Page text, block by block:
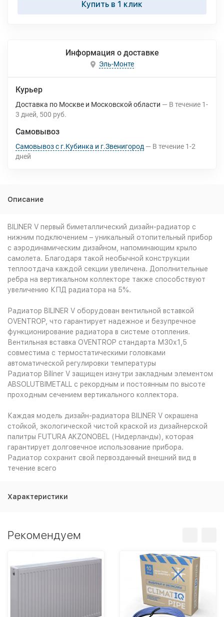
Купить в 1 клик
Информация о доставке
Эль-Монте
Курьер
Доставка по Москве и Московской области В течение 1-
3 дней 500 руб.
Самовывоз
Самовывоз с г.Кубинка и г.Звенигород В течение 1-2
дней
Описание
BILINER V первый биметаллический дизайн-радиатор с
нижним подключением – уникальный отопительный прибор
с аэродинамическим дизайном, напоминающим крыло
самолета. Благодаря такой необычной конструкции
теплоотдача каждой секции увеличена. Дополнительные
ребра на вертикальном коллекторе также способствуют
увеличению КПД радиатора на 5%.
Радиатор BILINER V оборудован вентильной вставкой
OVENTROP, что гарантирует надежное и безупречное
функционирование радиатора в системе отопления.
Вентильная вставка OVENTROP стандарта М30х1,5
совместима с термостатическими головками
автоматической регулировки температуры
Радиатор Biliner V защищен изнутри закладным элементом
ABSOLUTBIMETALL с рекордным и постоянным по высоте
проходным сечением вертикального коллектора.
Каждая модель дизайн-радиатора BILINER V окрашена
стойкой, экологической чистой краской из дизайнерской
палитры FUTURA AKZONOBEL (Нидерланды), которая
гарантирует долговечное использование прибора.
Радиатор сохранит свой первозданный внешний вид в
течение всего
Характеристики
Рекомендуем